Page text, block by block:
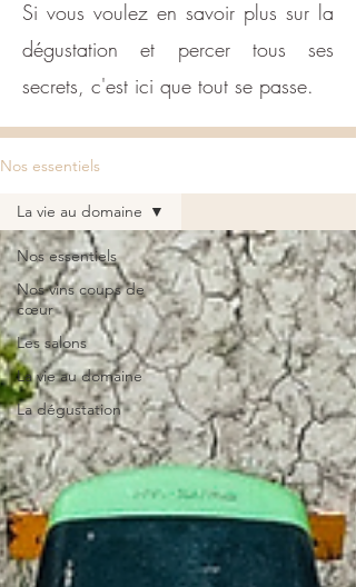
Si vous voulez en savoir plus sur la
dégustation et percer tous ses
secrets, c'est ici que tout se passe.
Nos essentiels
Nos essentiels
Nos vins coups de
cœur
Les salons
La vie au domaine
La dégustation
La vie au domaine